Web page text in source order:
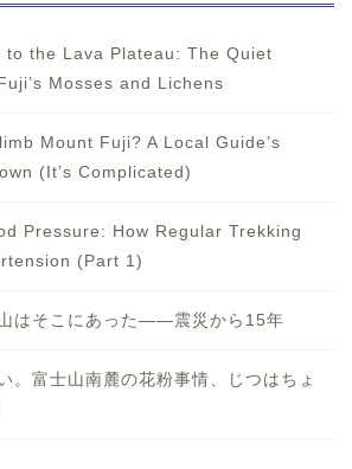
to the Lava Plateau: The Quiet
Mosses and Lichens
Mount Fuji? A Local Guide’s
(It’s Complicated)
Pressure: How Regular Trekking
(Part 1)
はそこにあった——震災から15年
。富士山南麓の花粉事情、じつはちょ